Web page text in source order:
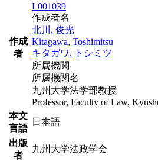
作成
者
L001039
作成者名
北川, 俊光
Kitagawa, Toshimitsu
キタガワ, トシミツ
所属機関
所属機関名
九州大学法学部教授
Professor, Faculty of Law,
本文
言語
日本語
出版
者
九州大学法政学会